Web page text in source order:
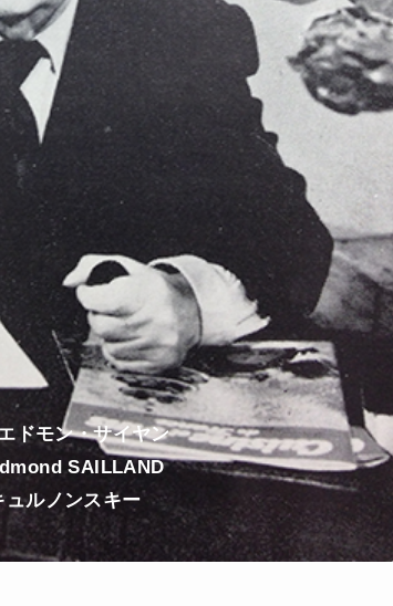
ドモン・サイヤン
SAILLAND
ュルノンスキー